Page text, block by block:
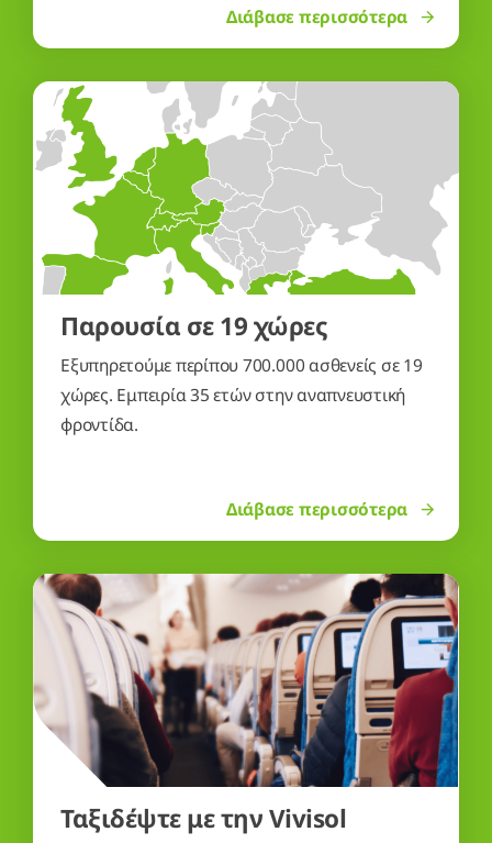
Διάβασε περισσότερα
Παρουσία σε 19 χώρες
Εξυπηρετούμε περίπου 700.000 ασθενείς σε 19
χώρες. Εμπειρία 35 ετών στην αναπνευστική
φροντίδα.
Διάβασε περισσότερα
Ταξιδέψτε με την Vivisol